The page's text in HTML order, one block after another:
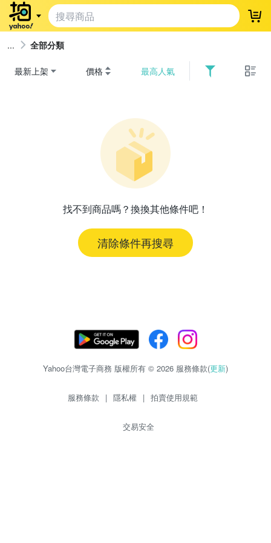
登
全部分類
最新上架 價格 最高人氣
找不到商品嗎？換換其他條件吧！
清除條件再搜尋
Yahoo台灣電子商務 版權所有 © 2026 服務條款(更新)
服務條款 | 隱私權 | 拍賣使用規範
交易安全